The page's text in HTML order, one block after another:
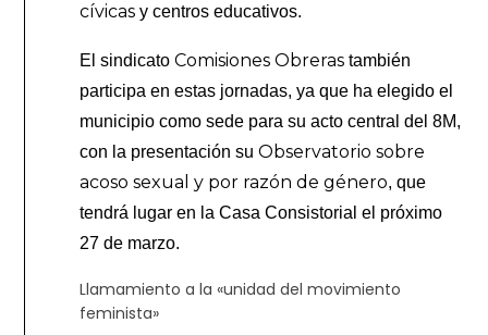
cívicasy centros educativos.
El sindicatoComisiones Obreras también
participa en estas jornadas, ya que ha elegido el
municipio como sede para su acto central del 8M,
con la presentación suObservatorio sobre
acoso sexual y por razón de género, que
tendrá lugar en la Casa Consistorial el próximo
27 de marzo.
Llamamiento a la «unidad del movimiento
feminista»